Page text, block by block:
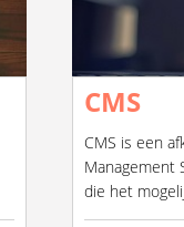
CMS
CMS is een
Management
die het
ze...